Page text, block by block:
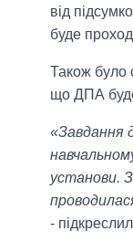
від
буде
Також було
що ДПА
«Завдання
установи.
-